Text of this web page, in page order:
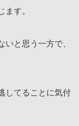
ます。
と思う一方で、
してることに気付